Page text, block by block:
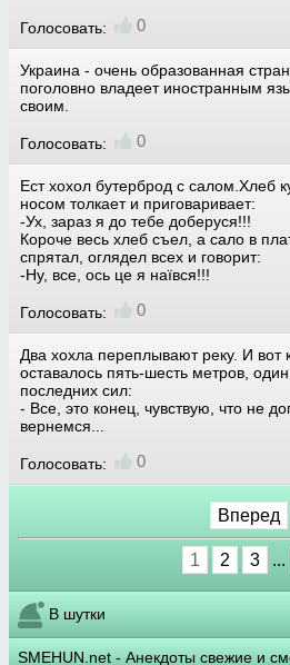
Голосовать: 0
Украина - очень образованная
поголовно владеет иностранным
своим.
Голосовать: 0
Ест хохол бутерброд с салом.Хлеб
носом толкает и приговаривает:
-Ух, зараз я до тебе доберуся!!!
Короче весь хлеб съел, а сало в
спрятал, оглядел всех и говорит:
-Ну, все, ось це я наївся!!!
Голосовать: 0
Два хохла переплывают реку. И вот
оставалось пять-шесть метров,
последних сил:
- Все, это конец, чувствую, что не
вернемся...
Голосовать: 0
Вперед
1 2 3 ...
В шутки
SMEHUN.net - Анекдоты свежие и